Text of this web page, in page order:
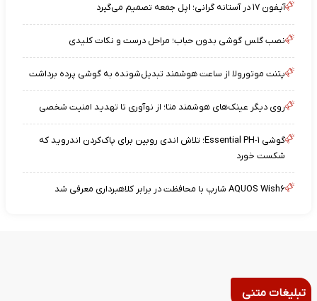
آیفون ۱۷ در آستانه گرانی؛ اپل جمعه تصمیم می‌گیرد
نصب گلس گوشی بدون حباب؛ مراحل درست و نکات کلیدی
پتنت موتورولا از ساعت هوشمند تبدیل‌شونده به گوشی پرده برداشت
روی دیگر عینک‌های هوشمند متا؛ از نوآوری تا تهدید امنیت شخصی
گوشی Essential PH-۱؛ تلاش اندی روبین برای پاک‌کردن اندروید که
شکست خورد
AQUOS Wish۶ شارپ با محافظت در برابر کلاهبرداری معرفی شد
تبلیغات متنی